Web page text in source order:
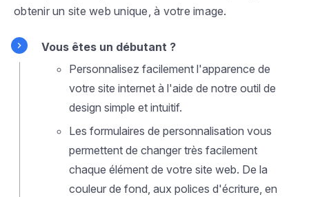
obtenir un site web unique, à votre image.
Vous êtes un débutant ?
Personnalisez facilement l'apparence de
votre site internet à l'aide de notre outil de
design simple et intuitif.
Les formulaires de personnalisation vous
permettent de changer très facilement
chaque élément de votre site web. De la
couleur de fond, aux polices d'écriture, en